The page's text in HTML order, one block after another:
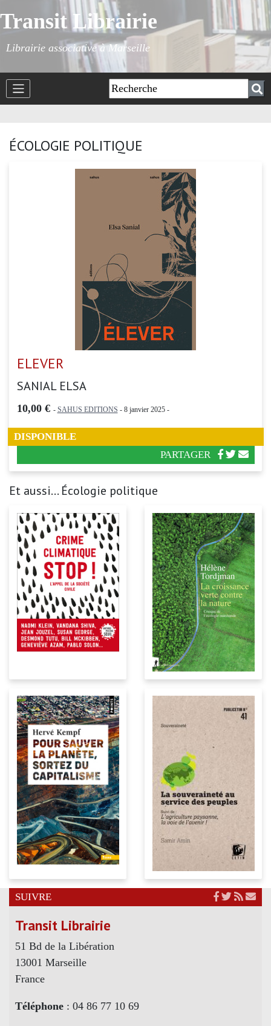
Transit Librairie
Librairie associative à Marseille
ÉCOLOGIE POLITIQUE
ELEVER
SANIAL ELSA
10,00 € - SAHUS EDITIONS - 8 janvier 2025 -
DISPONIBLE
PARTAGER
Et aussi... Écologie politique
SUIVRE
Transit Librairie
51 Bd de la Libération
13001 Marseille
France
Téléphone : 04 86 77 10 69